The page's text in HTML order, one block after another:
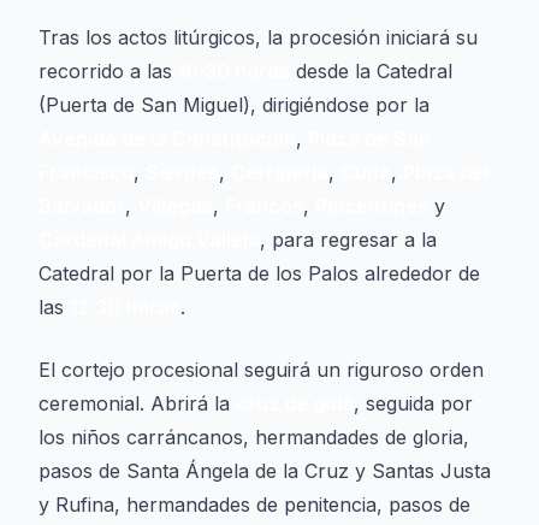
Tras los actos litúrgicos, la procesión iniciará su
recorrido a las
desde la Catedral
(Puerta de San Miguel), dirigiéndose por la
,
, , , ,
, , ,
y
, para regresar a la
Catedral por la Puerta de los Palos alrededor de
las
.
El cortejo procesional seguirá un riguroso orden
ceremonial. Abrirá la
, seguida por
los niños carráncanos, hermandades de gloria,
pasos de Santa Ángela de la Cruz y Santas Justa
y Rufina, hermandades de penitencia, pasos de